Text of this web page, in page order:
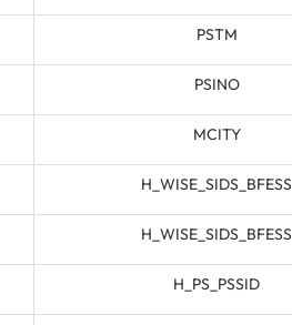
PSTM
PSINO
MCITY
H_WISE_SIDS_BFESS
H_WISE_SIDS_BFESS
H_PS_PSSID